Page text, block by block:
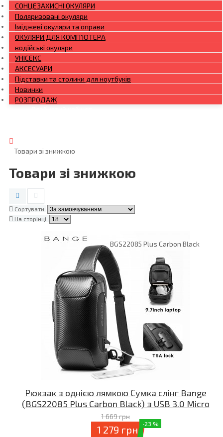
СОНЦЕЗАХИСНІ ОКУЛЯРИ
Поляризовані окуляри
Іміджеві окуляри та оправи
ОКУЛЯРИ ДЛЯ КОМП'ЮТЕРА
водійські окуляри
УНІСЕКС
АКСЕСУАРИ
Підставки та столики для ноутбуків
Новинки
РОЗПРОДАЖ
Товари зі знижкою
Товари зі знижкою
Сортувати:
На сторінці:
BGS22085 Plus Carbon Black
Рюкзак з однією лямкою Сумка слінг Bange
(BGS22085 Plus Carbon Black) з USB 3.0 Micro
USB Чорний 9.7″
1 669 грн
1 279 грн -23 %